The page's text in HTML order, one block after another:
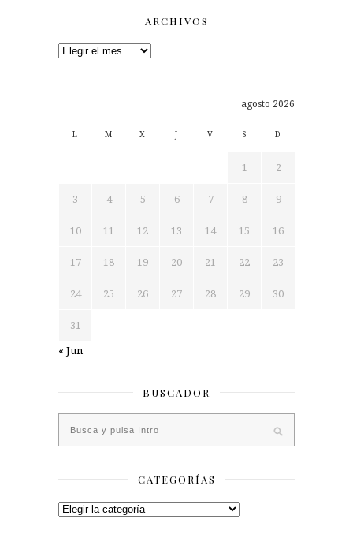
ARCHIVOS
Archivos
agosto 2026
L M X J V S D
1 2
3 4 5 6 7 8 9
10 11 12 13 14 15 16
17 18 19 20 21 22 23
24 25 26 27 28 29 30
31
« Jun
BUSCADOR
CATEGORÍAS
Categorías